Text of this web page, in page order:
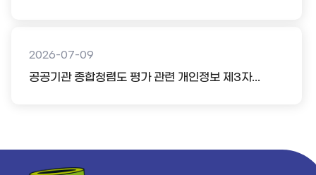
2026-07-09
공공기관 종합청렴도 평가 관련 개인정보 제3자...